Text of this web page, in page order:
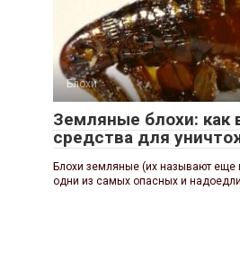
Блохи
Земляные блохи: как
средства для
Блохи земляные (их называют
одни из самых опасных и